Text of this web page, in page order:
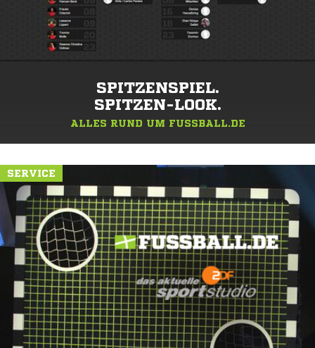
SPITZENSPIEL.
SPITZEN-LOOK.
ALLES RUND UM FUSSBALL.DE
SERVICE